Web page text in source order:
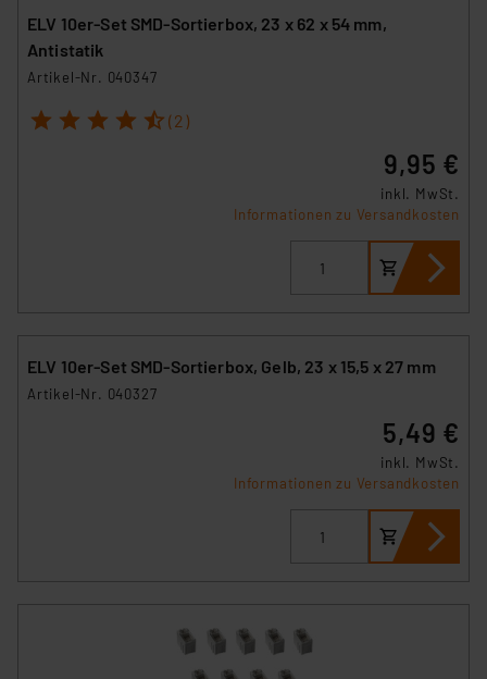
ELV 10er-Set SMD-Sortierbox, 23 x 62 x 54 mm,
Antistatik
Artikel-Nr. 040347
1 2 3 4 5 (2)
9,95 €
inkl. MwSt.
Informationen zu Versandkosten
ELV 10er-Set SMD-Sortierbox, Gelb, 23 x 15,5 x 27 mm
Artikel-Nr. 040327
5,49 €
inkl. MwSt.
Informationen zu Versandkosten